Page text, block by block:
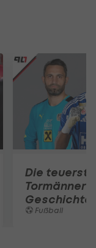
Die
Tormänner
Geschichte
Fußball